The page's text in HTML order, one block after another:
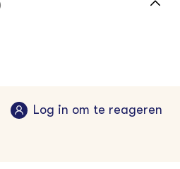
Log in om te reageren